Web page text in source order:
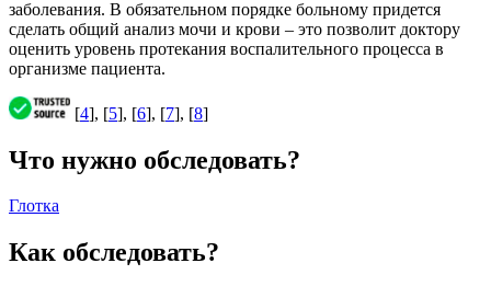
заболевания. В обязательном порядке больному придется
сделать общий анализ мочи и крови – это позволит доктору
оценить уровень протекания воспалительного процесса в
организме пациента.
[4], [5], [6], [7], [8]
Что нужно обследовать?
Глотка
Как обследовать?